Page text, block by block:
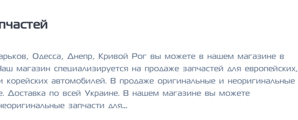
Одесса, Днепр, Кривой Рог вы можете в нашем магазине в
магазин специализируется на продаже запчастей для европейских,
корейских автомобилей. В продаже оригинальные и неоригинальные
Доставка по всей Украине. В нашем магазине вы можете
запчасти для…